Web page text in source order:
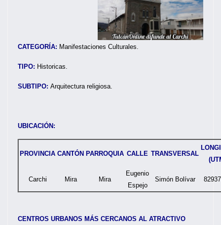
CATEGORÍA: Manifestaciones Culturales.
TIPO: Historicas.
SUBTIPO: Arquitectura religiosa.
UBICACIÓN:
PROVINCIA CANTÓN PARROQUIA CALLE TRANSVERSAL
Carchi Mira Mira
Eugenio
Espejo
Simón Bolívar
CENTROS URBANOS MÁS CERCANOS AL ATRACTIVO